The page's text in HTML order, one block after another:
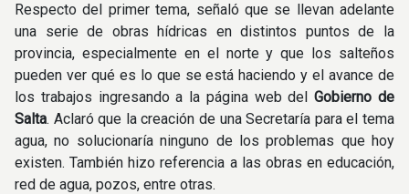
Respecto del primer tema, señaló que se llevan adelante
una serie de obras hídricas en distintos puntos de la
provincia, especialmente en el norte y que los salteños
pueden ver qué es lo que se está haciendo y el avance de
los trabajos ingresando a la página web delGobierno de
Salta. Aclaró que la creación de una Secretaría para el tema
agua, no solucionaría ninguno de los problemas que hoy
existen. También hizo referencia a las obras en educación,
red de agua, pozos, entre otras.